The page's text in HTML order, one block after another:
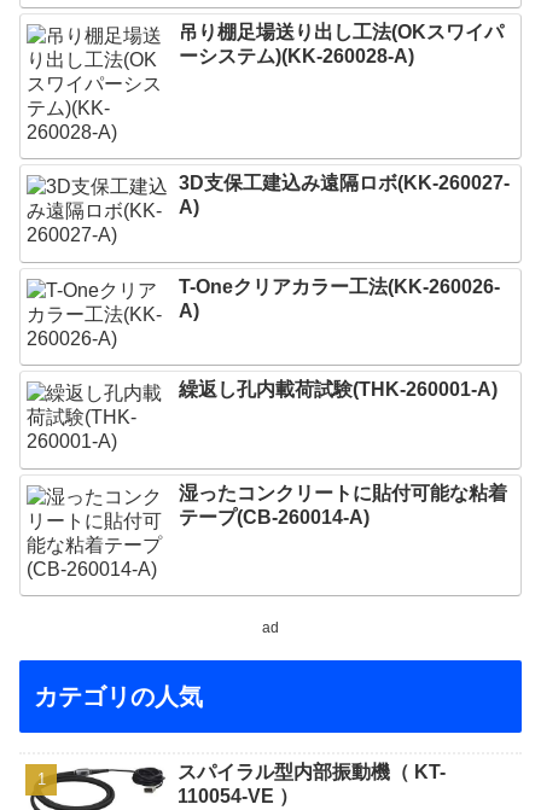
吊り棚足場送り出し工法(OKスワイパ
ーシステム)(KK-260028-A)
3D支保工建込み遠隔ロボ(KK-260027-
A)
T-Oneクリアカラー工法(KK-260026-
A)
繰返し孔内載荷試験(THK-260001-A)
湿ったコンクリートに貼付可能な粘着
テープ(CB-260014-A)
ad
カテゴリの人気
スパイラル型内部振動機（ KT-
110054-VE ）